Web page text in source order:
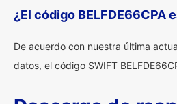
¿El código BELFDE66CPA
De acuerdo con nuestra última
datos, el código SWIFT